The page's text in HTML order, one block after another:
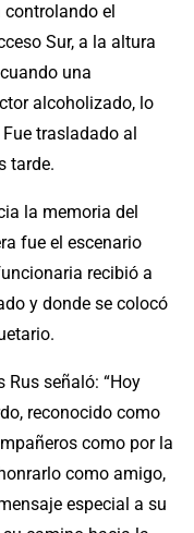
el
Sur, a la altura
una
alcoholizado, lo
trasladado al
tarde.
la memoria del
fue el escenario
recibió a
y donde se colocó
Rus señaló: “Hoy
reconocido como
como por la
como amigo,
especial a su